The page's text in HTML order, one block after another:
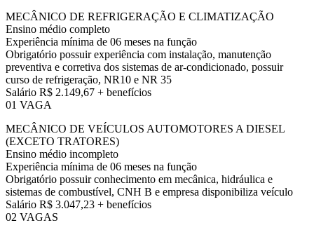
MECÂNICO DE REFRIGERAÇÃO E CLIMATIZAÇÃO
Ensino médio completo
Experiência mínima de 06 meses na função
Obrigatório possuir experiência com instalação, manutenção
preventiva e corretiva dos sistemas de ar-condicionado, possuir
curso de refrigeração, NR10 e NR 35
Salário R$ 2.149,67 + benefícios
01 VAGA
MECÂNICO DE VEÍCULOS AUTOMOTORES A DIESEL
(EXCETO TRATORES)
Ensino médio incompleto
Experiência mínima de 06 meses na função
Obrigatório possuir conhecimento em mecânica, hidráulica e
sistemas de combustível, CNH B e empresa disponibiliza veículo
Salário R$ 3.047,23 + benefícios
02 VAGAS